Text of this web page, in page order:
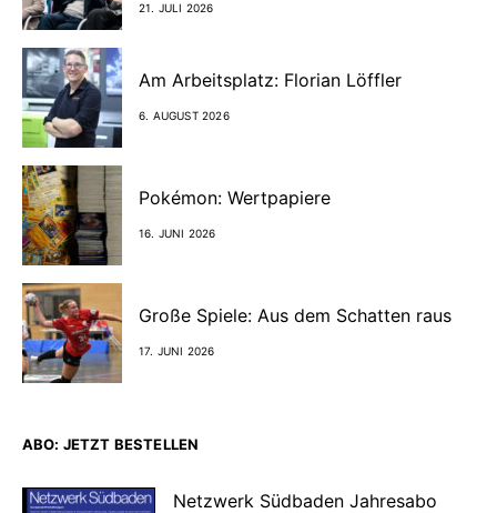
21. JULI 2026
Am Arbeitsplatz: Florian Löffler
6. AUGUST 2026
Pokémon: Wertpapiere
16. JUNI 2026
Große Spiele: Aus dem Schatten raus
17. JUNI 2026
ABO: JETZT BESTELLEN
Netzwerk Südbaden Jahresabo